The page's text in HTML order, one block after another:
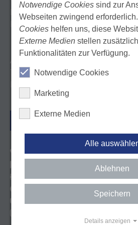
Landeszahnärztekammer Baden-
Körperschaft des öffentlichen
Albstadtweg 9
70567 Stuttgart
ANFAHRT
Tel. 0711 22845-0
E-Mail: info@lzk-bw.de
http://facebook.com/lzkbw
http://youtube.com/user/lzkbw
Notwendige Cookiessind zur
Webseiten zwingend
Cookies helfen uns, diese
Externe Medienstellen
Funktionalitäten zur Verfügung.
Notwendige Cookies
Marketing
Externe Medien
Alle
Ablehnen
Speichern
Details anzeigen